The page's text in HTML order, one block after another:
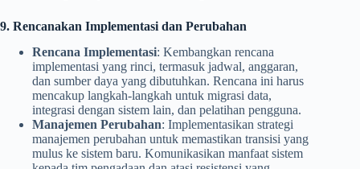
9. Rencanakan Implementasi dan Perubahan
Rencana Implementasi: Kembangkan rencana
implementasi yang rinci, termasuk jadwal, anggaran,
dan sumber daya yang dibutuhkan. Rencana ini harus
mencakup langkah-langkah untuk migrasi data,
integrasi dengan sistem lain, dan pelatihan pengguna.
Manajemen Perubahan: Implementasikan strategi
manajemen perubahan untuk memastikan transisi yang
mulus ke sistem baru. Komunikasikan manfaat sistem